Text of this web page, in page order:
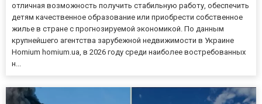
отличная возможность получить стабильную работу, обеспечить
детям качественное образование или приобрести собственное
жилье в стране с прогнозируемой экономикой. По данным
крупнейшего агентства зарубежной недвижимости в Украине
Homium homium.ua, в 2026 году среди наиболее востребованных
н...